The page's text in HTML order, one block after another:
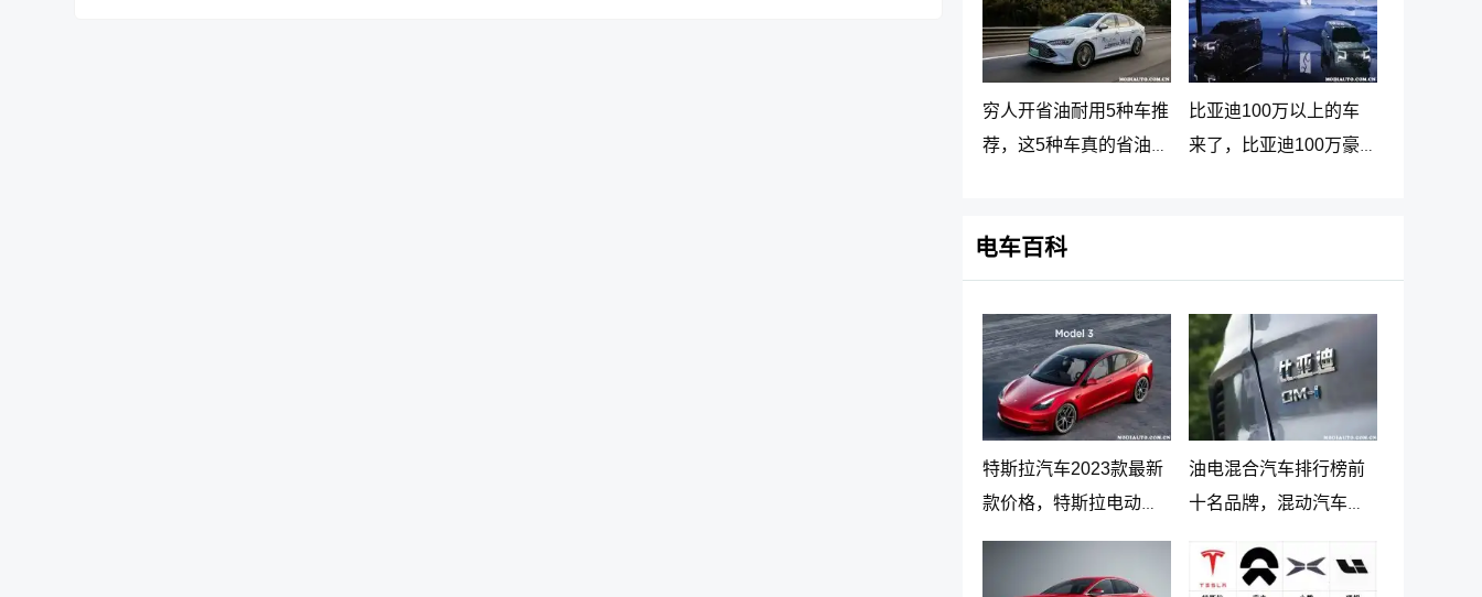
穷人开省油耐用5种车推
荐，这5种车真的省油又
比亚迪100万以上的车
来了，比亚迪100万豪
电车百科
特斯拉汽车2023款最新
款价格，特斯拉电动汽
车价格及落地价
油电混合汽车排行榜前
十名品牌，混动汽车十